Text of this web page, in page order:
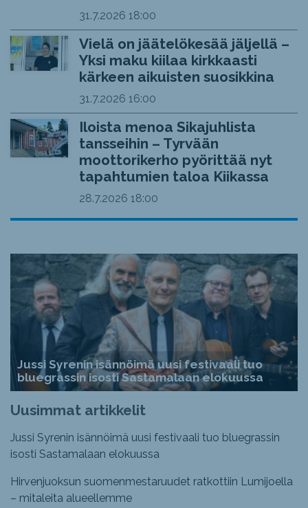
31.7.2026 18:00
Vielä on jäätelökesää jäljellä –
Yksi maku kiilaa kirkkaasti
kärkeen aikuisten suosikkina
31.7.2026 16:00
Iloista menoa Sikajuhlista
tansseihin – Tyrvään
moottorikerho pyörittää nyt
tapahtumien taloa Kiikassa
28.7.2026 18:00
Jussi Syrenin isännöimä uusi festivaali tuo
bluegrassin isosti Sastamalaan elokuussa
Uusimmat artikkelit
Jussi Syrenin isännöimä uusi festivaali tuo bluegrassin
isosti Sastamalaan elokuussa
Hirvenjuoksun suomenmestaruudet ratkottiin Lumijoella
– mitaleita alueellemme